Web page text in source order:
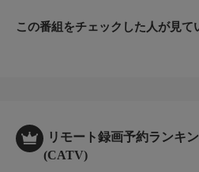
この番組をチェックした人が見て
リモート録画予約ランキ
(CATV)